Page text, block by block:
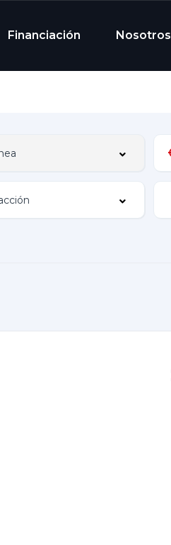
Financiación Nosotros